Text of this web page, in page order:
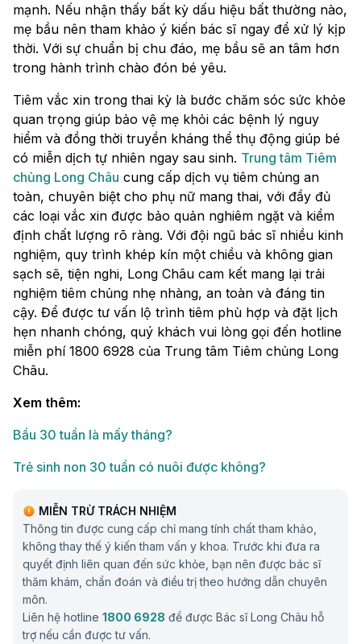
mạnh. Nếu nhận thấy bất kỳ dấu hiệu bất thường nào,
mẹ bầu nên tham khảo ý kiến bác sĩ ngay để xử lý kịp
thời. Với sự chuẩn bị chu đáo, mẹ bầu sẽ an tâm hơn
trong hành trình chào đón bé yêu.
Tiêm vắc xin trong thai kỳ là bước chăm sóc sức khỏe
quan trọng giúp bảo vệ mẹ khỏi các bệnh lý nguy
hiểm và đồng thời truyền kháng thể thụ động giúp bé
có miễn dịch tự nhiên ngay sau sinh. Trung tâm Tiêm
chủng Long Châu cung cấp dịch vụ tiêm chủng an
toàn, chuyên biệt cho phụ nữ mang thai, với đầy đủ
các loại vắc xin được bảo quản nghiêm ngặt và kiểm
định chất lượng rõ ràng. Với đội ngũ bác sĩ nhiều kinh
nghiệm, quy trình khép kín một chiều và không gian
sạch sẽ, tiện nghi, Long Châu cam kết mang lại trải
nghiệm tiêm chủng nhẹ nhàng, an toàn và đáng tin
cậy. Để được tư vấn lộ trình tiêm phù hợp và đặt lịch
hẹn nhanh chóng, quý khách vui lòng gọi đến hotline
miễn phí 1800 6928 của Trung tâm Tiêm chủng Long
Châu.
Xem thêm:
Bầu 30 tuần là mấy tháng?
Trẻ sinh non 30 tuần có nuôi được không?
MIỄN TRỪ TRÁCH NHIỆM
Thông tin được cung cấp chỉ mang tính chất tham khảo,
không thay thế ý kiến tham vấn y khoa. Trước khi đưa ra
quyết định liên quan đến sức khỏe, bạn nên được bác sĩ
thăm khám, chẩn đoán và điều trị theo hướng dẫn chuyên
môn.
Liên hệ hotline 1800 6928 để được Bác sĩ Long Châu hỗ
trợ nếu cần được tư vấn.